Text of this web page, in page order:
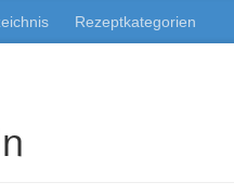
Rezeptkategorien